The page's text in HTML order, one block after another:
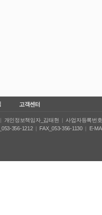
| 개인정보책임자_김태현 | 사업자등록번
356-1212 | FAX_053-356-1130 |
E-